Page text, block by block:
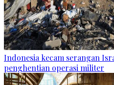
Indonesia kecam serangan
penghentian operasi militer